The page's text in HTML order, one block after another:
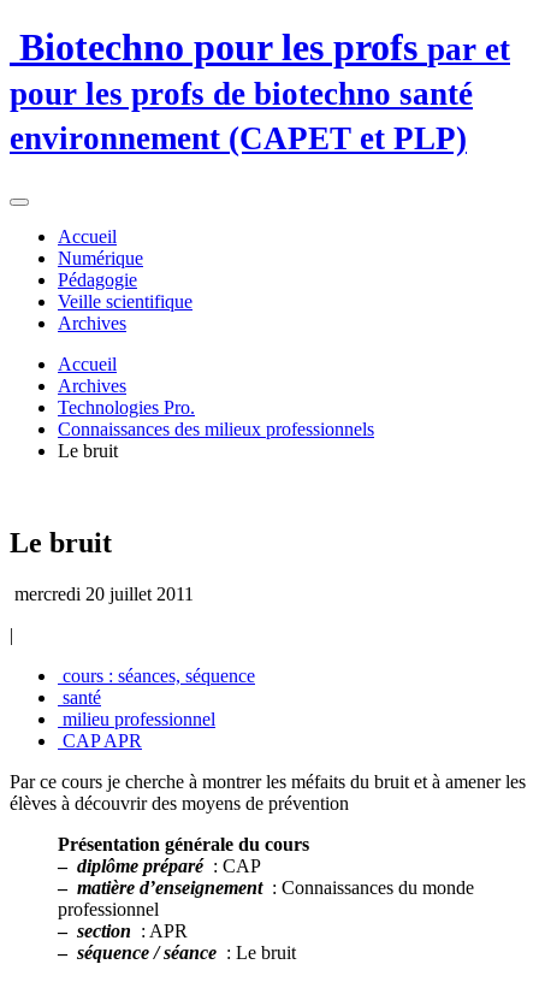
Biotechno pour les profs par et
pour les profs de biotechno santé
environnement (CAPET et PLP)
Accueil
Numérique
Pédagogie
Veille scientifique
Archives
Accueil
Archives
Technologies Pro.
Connaissances des milieux professionnels
Le bruit
Le bruit
mercredi 20 juillet 2011
|
cours : séances, séquence
santé
milieu professionnel
CAP APR
Par ce cours je cherche à montrer les méfaits du bruit et à amener les
élèves à découvrir des moyens de prévention
Présentation générale du cours
– diplôme préparé : CAP
– matière d’enseignement : Connaissances du monde
professionnel
– section : APR
– séquence / séance : Le bruit